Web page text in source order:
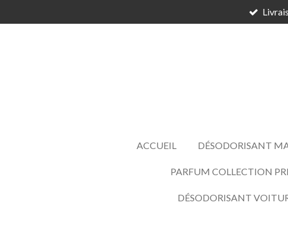
au
ACCUEIL DÉSODORISANT
PARFUM COLLECTION
DÉSODORISANT